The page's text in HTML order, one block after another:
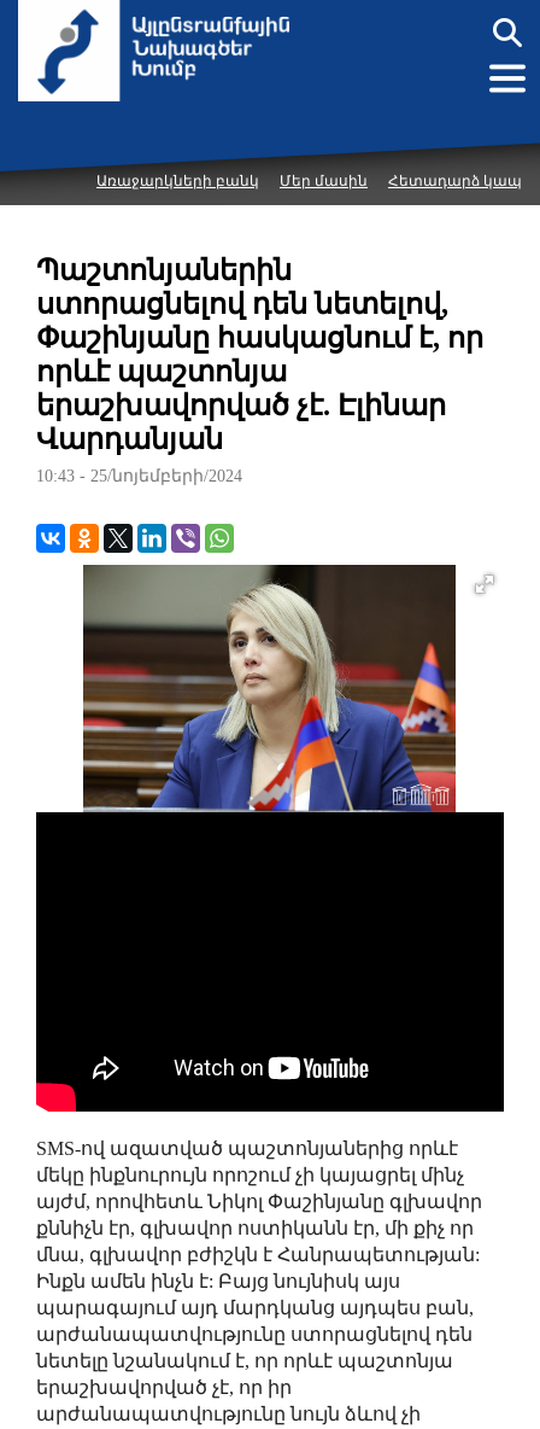
Առաջարկների բանկ Մեր մասին Հետադարձ կապ
Պաշտոնյաներին
ստորացնելով դեն նետելով,
Փաշինյանը հասկացնում է, որ
որևէ պաշտոնյա
երաշխավորված չէ. Էլինար
Վարդանյան
10:43 - 25/նոյեմբերի/2024
SMS-ով ազատված պաշտոնյաներից որևէ
մեկը ինքնուրույն որոշում չի կայացրել մինչ
այժմ, որովհետև Նիկոլ Փաշինյանը գլխավոր
քննիչն էր, գլխավոր ոստիկանն էր, մի քիչ որ
մնա, գլխավոր բժիշկն է Հանրապետության:
Ինքն ամեն ինչն է: Բայց նույնիսկ այս
պարագայում այդ մարդկանց այդպես բան,
արժանապատվությունը ստորացնելով դեն
նետելը նշանակում է, որ որևէ պաշտոնյա
երաշխավորված չէ, որ իր
արժանապատվությունը նույն ձևով չի